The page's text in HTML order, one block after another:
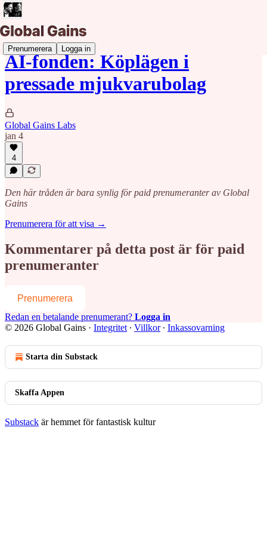
Prenumerera Logga in
AI-fonden: Köplägen i
pressade mjukvarubolag
Global Gains Labs
jan 4
4
Den här tråden är bara synlig för paid prenumeranter av Global
Gains
Prenumerera för att visa →
Kommentarer på detta post är för paid
prenumeranter
Prenumerera
Redan en betalande prenumerant? Logga in
© 2026 Global Gains · Integritet ∙ Villkor∙ Inkassovarning
Starta din Substack
Skaffa Appen
Substack är hemmet för fantastisk kultur